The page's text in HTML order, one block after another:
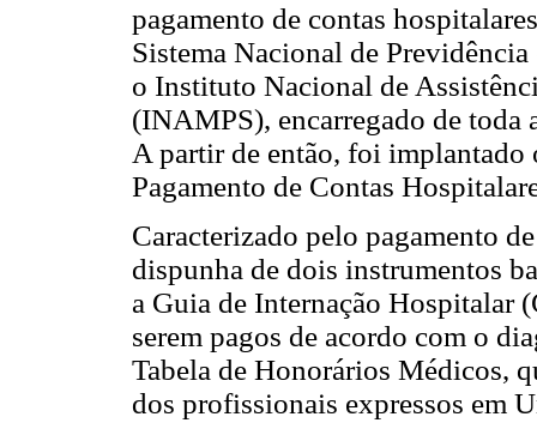
pagamento de contas
Sistema Nacional de
o Instituto Nacional de
(INAMPS), encarregado de toda
A partir de então, foi implantado
Pagamento de Contas
Caracterizado pelo pagamento
dispunha de dois instrumentos
a Guia de Internação Hospitalar
serem pagos de acordo com o
Tabela de Honorários Médicos,
dos profissionais expressos em